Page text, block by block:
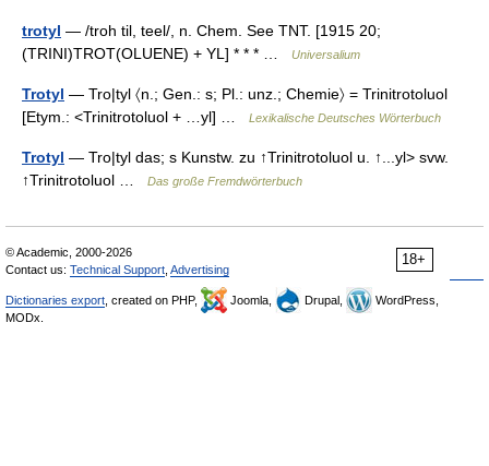
trotyl — /troh til, teel/, n. Chem. See TNT. [1915 20;
(TRINI)TROT(OLUENE) + YL] * * * …
Universalium
Trotyl — Tro|tyl 〈n.; Gen.: s; Pl.: unz.; Chemie〉 = Trinitrotoluol
[Etym.: <Trinitrotoluol + …yl] …
Lexikalische Deutsches Wörterbuch
Trotyl — Tro|tyl das; s Kunstw. zu ↑Trinitrotoluol u. ↑...yl> svw.
↑Trinitrotoluol …
Das große Fremdwörterbuch
18+
© Academic, 2000-2026
Contact us: Technical Support Advertising
Dictionaries export , created on PHP, Joomla, Drupal,
WordPress,
MODx.